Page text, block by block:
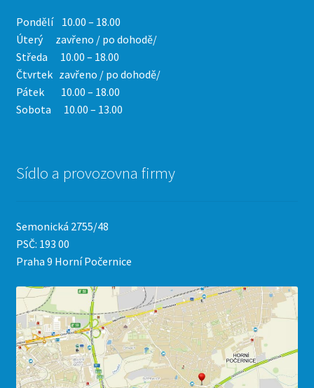
Pondělí 10.00 – 18.00
Úterý zavřeno / po dohodě/
Středa 10.00 – 18.00
Čtvrtek zavřeno / po dohodě/
Pátek 10.00 – 18.00
Sobota 10.00 – 13.00
Sídlo a provozovna firmy
Semonická 2755/48
PSČ: 193 00
Praha 9 Horní Počernice